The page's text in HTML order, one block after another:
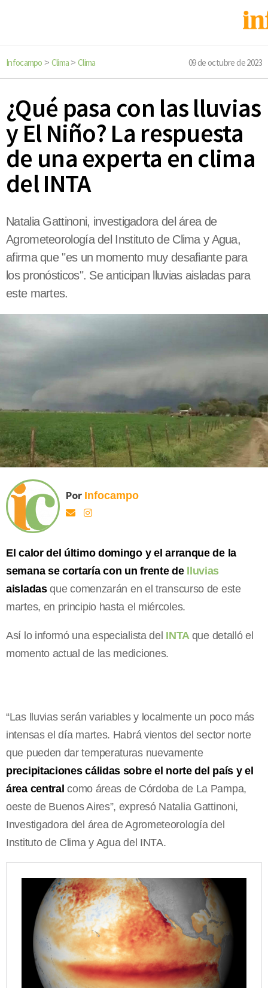
Infocampo > Clima>Clima 09 de octubre de 2023
¿Qué pasa con las lluvias
y El Niño? La respuesta
de una experta en clima
del INTA
Natalia Gattinoni, investigadora del área de
Agrometeorología del Instituto de Clima y Agua,
afirma que "es un momento muy desafiante para
los pronósticos". Se anticipan lluvias aisladas para
este martes.
Por Infocampo
El calor del último domingo y el arranque de la
semana se cortaría con un frente de lluvias
aisladasque comenzarán en el transcurso de este
martes, en principio hasta el miércoles.
Así lo informó una especialista del INTA que detalló el
momento actual de las mediciones.
“Las lluvias serán variables y localmente un poco más
intensas el día martes. Habrá vientos del sector norte
que pueden dar temperaturas nuevamente
precipitaciones cálidas sobre el norte del país y el
área central como áreas de Córdoba de La Pampa,
oeste de Buenos Aires”, expresó Natalia Gattinoni,
Investigadora del área de Agrometeorología del
Instituto de Clima y Agua del INTA.